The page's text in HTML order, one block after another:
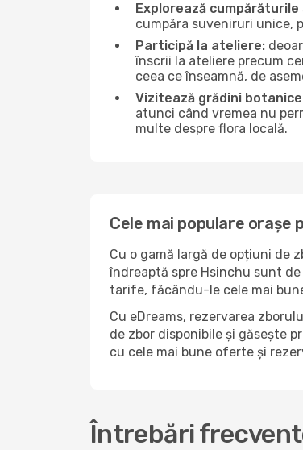
Explorează cumpărăturile
cumpăra suveniruri unice,
Participă la ateliere:
înscrii la ateliere precum
ceea ce înseamnă, de
Vizitează grădini
atunci când vremea nu
multe despre flora locală.
Cele mai populare orașe
Cu o gamă largă de opțiuni de
îndreaptă spre Hsinchu sunt
tarife, făcându-le cele mai
Cu eDreams, rezervarea
de zbor disponibile și găsește
cu cele mai bune oferte și
Întrebări